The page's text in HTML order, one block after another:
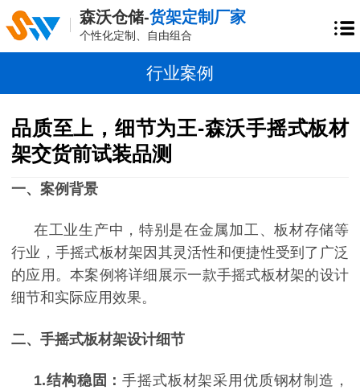
森沃仓储-货架定制厂家
个性化定制、自由组合
行业案例
品质至上，细节为王-森沃手摇式板材
架交货前试装品测
一、案例背景
在工业生产中，特别是在金属加工、板材存储等
行业，手摇式板材架因其灵活性和便捷性受到了广泛
的应用。本案例将详细展示一款手摇式板材架的设计
细节和实际应用效果。
二、手摇式板材架设计细节
1.结构稳固：手摇式板材架采用优质钢材制造，